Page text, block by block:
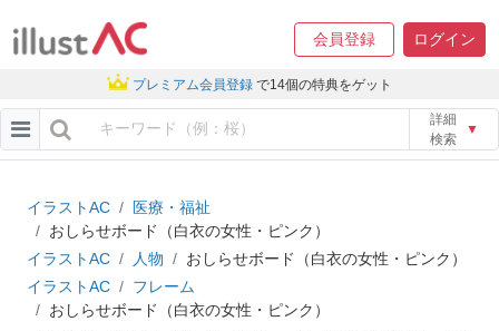
会員登録 ログイン
プレミアム会員登録 で14個の特典をゲット
詳細
検索
▼
イラストAC
医療・福祉
おしらせボード（白衣の女性・ピンク）
イラストAC
人物
おしらせボード（白衣の女性・ピンク）
イラストAC
フレーム
おしらせボード（白衣の女性・ピンク）